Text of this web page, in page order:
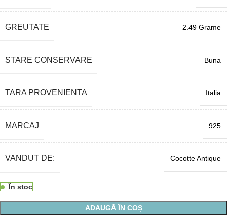
GREUTATE 2.49 Grame
STARE CONSERVARE Buna
TARA PROVENIENTA Italia
MARCAJ 925
VANDUT DE: Cocotte Antique
În stoc
ADAUGĂ ÎN COȘ